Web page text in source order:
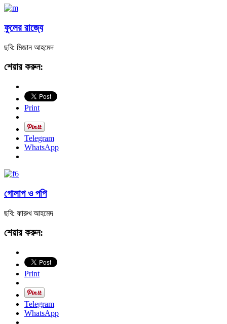
ফুলের রাজ্যে
ছবি: মিজান আহমেদ
শেয়ার করুন:
Print
Telegram
WhatsApp
গোলাপ ও পপি
ছবি: ফারুখ আহমেদ
শেয়ার করুন:
Print
Telegram
WhatsApp